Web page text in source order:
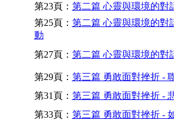
第23頁： 第二篇 心靈與環境的對
第25頁： 第二篇 心靈與環境的對
動
第27頁： 第二篇 心靈與環境的對
第29頁： 第三篇 勇敢面對挫折 -
第31頁： 第三篇 勇敢面對挫折 -
第33頁： 第三篇 勇敢面對挫折 -